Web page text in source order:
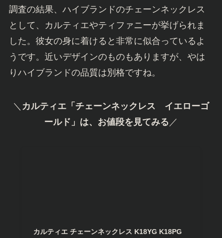
調査の結果、ハイブランドのチェーンネックレス
として、カルティエやティファニーが挙げられま
した。彼女の身に着けると非常に似合っているよ
うです。近いデザインのものもありますが、やは
りハイブランドの品質は別格ですね。
＼ カルティエ「チェーンネックレス イエローゴ
ールド」は、お値段を見てみる ／
カルティエ チェーンネックレス K18YG K18PG